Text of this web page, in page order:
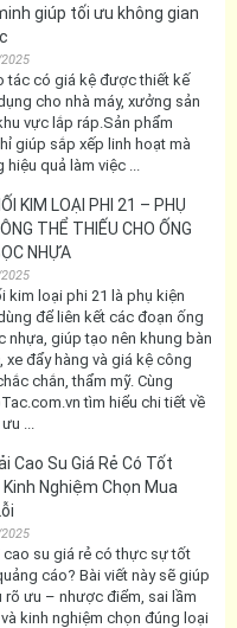
giúp tối ưu không gian
tác có giá kệ được thiết kế
cho nhà máy, xưởng sản
vực lắp ráp.Sản phẩm
giúp sắp xếp linh hoạt mà
quả làm việc ...
KIM LOẠI PHI 21 – PHỤ
THỂ THIẾU CHO ỐNG
NHỰA
kim loại phi 21 là phụ kiện
để liên kết các đoạn ống
nhựa, giúp tạo nên khung bàn
xe đẩy hàng và giá kệ công
chắn, thẩm mỹ. Cùng
tìm hiểu chi tiết về
...
Cao Su Giá Rẻ Có Tốt
Kinh Nghiệm Chọn Mua
cao su giá rẻ có thực sự tốt
cáo? Bài viết này sẽ giúp
rõ ưu – nhược điểm, sai lầm
kinh nghiệm chọn đúng loại